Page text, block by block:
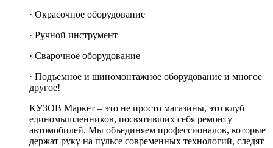
· Окрасочное оборудование
· Ручной инструмент
· Сварочное оборудование
· Подъемное и шиномонтажное оборудование и многое
другое!
КУЗОВ Маркет – это не просто магазины, это клуб
единомышленников, посвятивших себя ремонту
автомобилей. Мы объединяем профессионалов, которые
держат руку на пульсе современных технологий, следят